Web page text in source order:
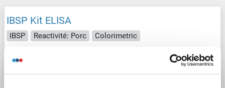
IBSP Kit ELISA
IBSP Reactivité: Porc Colorimetric
N° du produit ABIN1124000